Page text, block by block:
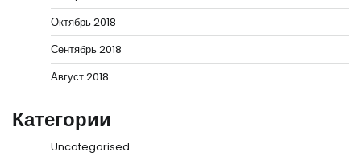
Октябрь 2018
Сентябрь 2018
Август 2018
Категории
Uncategorised